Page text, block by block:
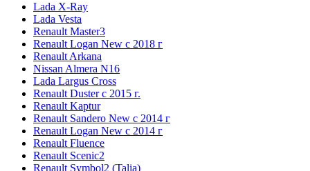
Lada X-Ray
Lada Vesta
Renault Master3
Renault Logan New с 2018 г
Renault Arkana
Nissan Almera N16
Lada Largus Cross
Renault Duster с 2015 г.
Renault Kaptur
Renault Sandero New с 2014 г
Renault Logan New с 2014 г
Renault Fluence
Renault Scenic2
Renault Symbol2 (Talia)